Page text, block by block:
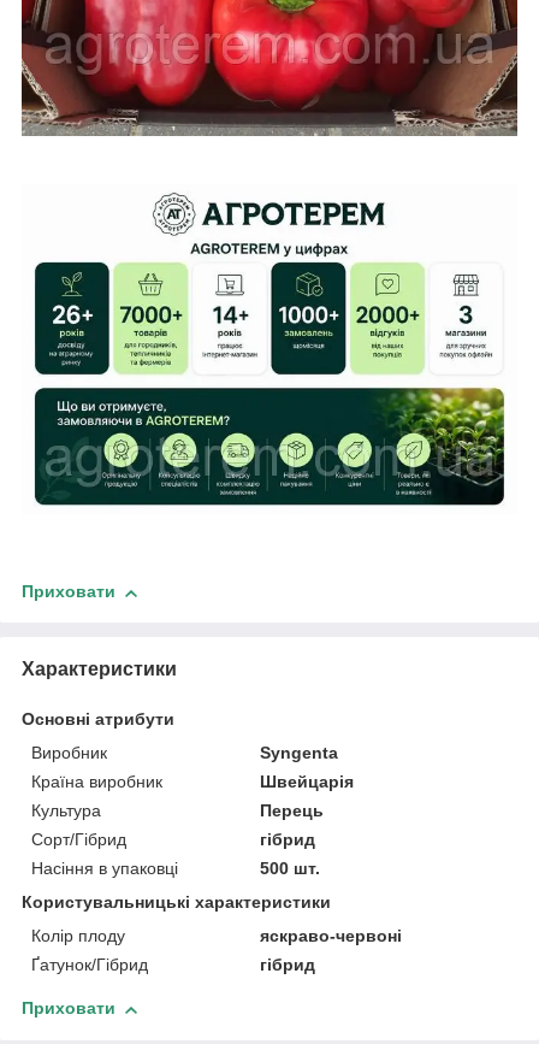
Приховати
Характеристики
Основні атрибути
Виробник
Syngenta
Країна виробник
Швейцарія
Культура
Перець
Сорт/Гібрид
гібрид
Насіння в упаковці
500 шт.
Користувальницькі характеристики
Колір плоду
яскраво-червоні
Ґатунок/Гібрид
гібрид
Приховати